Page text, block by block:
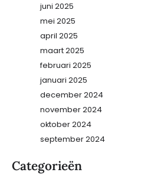
juni 2025
mei 2025
april 2025
maart 2025
februari 2025
januari 2025
december 2024
november 2024
oktober 2024
september 2024
Categorieën